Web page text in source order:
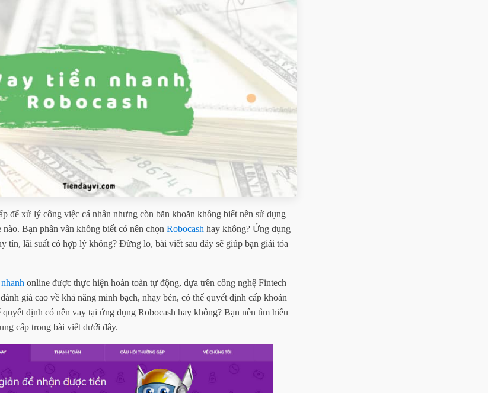
để xử lý công việc cá nhân nhưng còn băn khoăn không biết nên sử dụng
Bạn phân vân không biết có nên chọn Robocash hay không? Ứng dụng
tín, lãi suất có hợp lý không? Đừng lo, bài viết sau đây sẽ giúp bạn giải tỏa
online được thực hiện hoàn toàn tự động, dựa trên công nghệ Fintech
giá cao về khả năng minh bạch, nhạy bén, có thể quyết định cấp khoản
định có nên vay tại ứng dụng Robocash hay không? Bạn nên tìm hiểu
cấp trong bài viết dưới đây.